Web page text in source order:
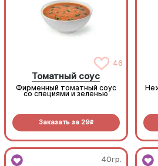
46
Томатный соус
Фирменный томатный соус
со специями и зеленью
Заказать за 29R
40гр.